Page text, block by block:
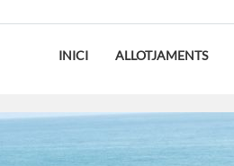
INICI ALLOTJAMENTS